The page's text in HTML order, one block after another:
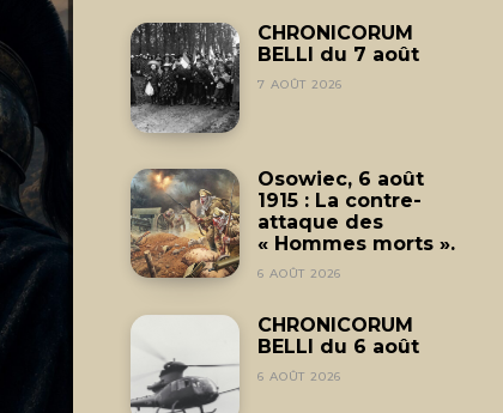
CHRONICORUM
BELLI du 7 août
7 AOÛT 2026
Osowiec, 6 août
1915 : La contre-
attaque des
« Hommes morts ».
6 AOÛT 2026
CHRONICORUM
BELLI du 6 août
6 AOÛT 2026